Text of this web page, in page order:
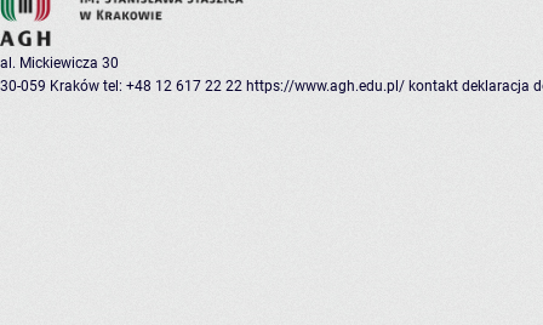
al. Mickiewicza 30
30-059 Kraków tel: +48 12 617 22 22 https://www.agh.edu.pl/ kontakt deklaracja